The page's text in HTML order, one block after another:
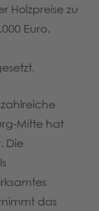
Holzpreise zu
Euro.
Mitte hat
Die
das